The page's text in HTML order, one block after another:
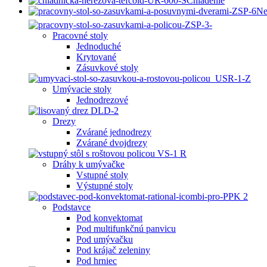
Pracovné stoly
Jednoduché
Krytované
Zásuvkové stoly
Umývacie stoly
Jednodrezové
Drezy
Zvárané jednodrezy
Zvárané dvojdrezy
Dráhy k umývačke
Vstupné stoly
Výstupné stoly
Podstavce
Pod konvektomat
Pod multifunkčnú panvicu
Pod umývačku
Pod krájač zeleniny
Pod hrniec